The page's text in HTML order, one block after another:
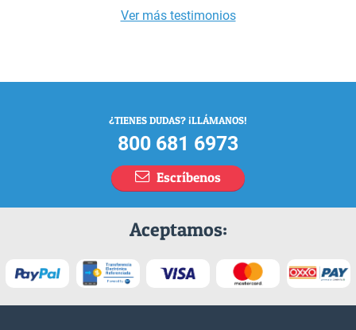
Ver más testimonios
¿TIENES DUDAS? ¡LLÁMANOS!
800 681 6973
Escríbenos
Aceptamos: